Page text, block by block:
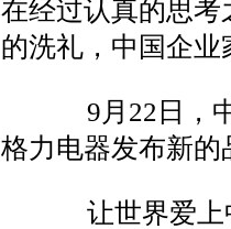
在经过认真的思
的洗礼，中国企
9月22日，中
格力电器发布新的
让世界爱上中